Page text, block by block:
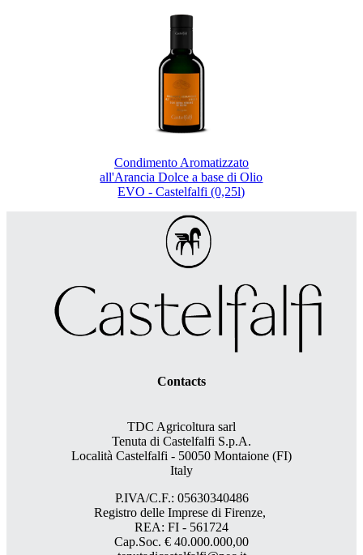
Condimento Aromatizzato
all'Arancia Dolce a base di Olio
EVO - Castelfalfi (0,25l)
Contacts
TDC Agricoltura sarl
Tenuta di Castelfalfi S.p.A.
Località Castelfalfi - 50050 Montaione (FI)
Italy
P.IVA/C.F.: 05630340486
Registro delle Imprese di Firenze,
REA: FI - 561724
Cap.Soc. € 40.000.000,00